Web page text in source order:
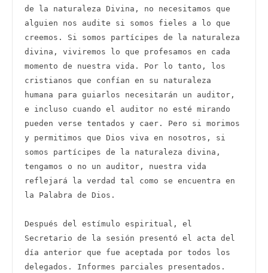
de la naturaleza Divina, no necesitamos que
alguien nos audite si somos fieles a lo que
creemos. Si somos partícipes de la naturaleza
divina, viviremos lo que profesamos en cada
momento de nuestra vida. Por lo tanto, los
cristianos que confían en su naturaleza
humana para guiarlos necesitarán un auditor,
e incluso cuando el auditor no esté mirando
pueden verse tentados y caer. Pero si morimos
y permitimos que Dios viva en nosotros, si
somos partícipes de la naturaleza divina,
tengamos o no un auditor, nuestra vida
reflejará la verdad tal como se encuentra en
la Palabra de Dios.
Después del estímulo espiritual, el
Secretario de la sesión presentó el acta del
día anterior que fue aceptada por todos los
delegados. Informes parciales presentados.